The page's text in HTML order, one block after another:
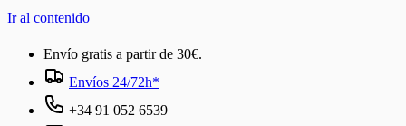
Ir al contenido
Envío gratis a partir de 30€.
Envíos 24/72h*
+34 91 052 6539